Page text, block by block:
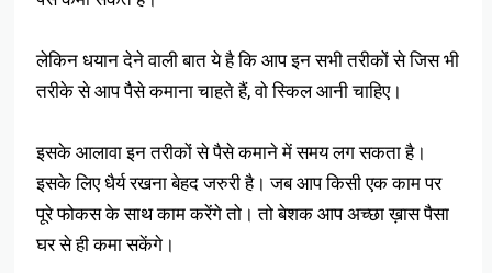
लेकिन धयान देने वाली बात ये है कि आप इन सभी तरीकों से जिस भी
तरीके से आप पैसे कमाना चाहते हैं, वो स्किल आनी चाहिए।
इसके आलावा इन तरीकों से पैसे कमाने में समय लग सकता है।
इसके लिए धैर्य रखना बेहद जरुरी है। जब आप किसी एक काम पर
पूरे फोकस के साथ काम करेंगे तो। तो बेशक आप अच्छा ख़ास पैसा
घर से ही कमा सकेंगे।